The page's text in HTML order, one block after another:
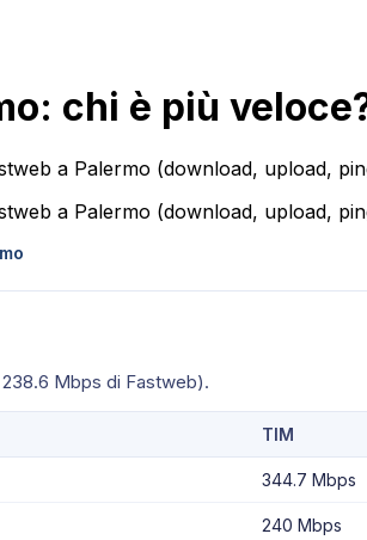
chi è più
a Palermo (download, upload,
a Palermo (download, upload,
Mbps di Fastweb).
TIM
344.7 Mbps
240 Mbps